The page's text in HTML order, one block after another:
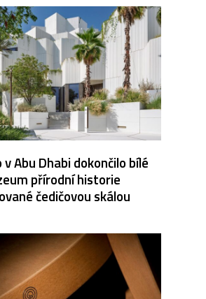
Abu Dhabi dokončilo bílé
přírodní historie
čedičovou skálou